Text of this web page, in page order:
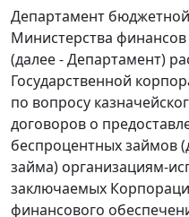
Департамент
Министерства
(далее - Департамент)
Государственной
по вопросу
договоров о
беспроцентных займов
займа) организациям-
заключаемых
финансового